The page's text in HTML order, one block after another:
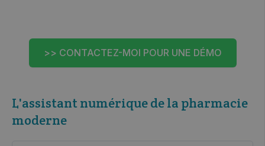
>> CONTACTEZ-MOI POUR UNE DÉMO
L'assistant numérique de la pharmacie
moderne